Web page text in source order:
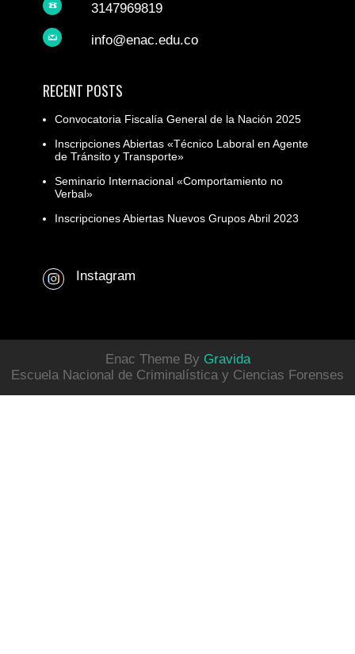
3147969819
info@enac.edu.co
RECENT POSTS
Convocatoria Fiscalía General de la Nación 2025
Inscripciones Abiertas «Técnico Laboral en Agente
de Tránsito y Transporte»
Seminario Internacional «Comportamiento no
Verbal»
Inscripciones Abiertas Nuevos Grupos Abril 2023
Instagram
Enac Theme By Gravida
Escuela Nacional de Criminalística y Ciencias Forenses